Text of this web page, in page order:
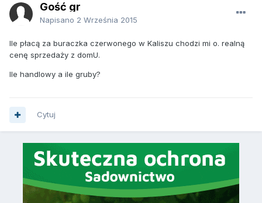
Gość gr
Napisano 2 Września 2015
Ile płacą za buraczka czerwonego w Kaliszu chodzi mi o. realną
cenę sprzedaży z domU.
Ile handlowy a ile gruby?
Cytuj